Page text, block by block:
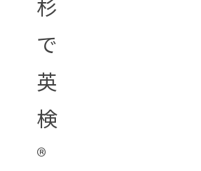
杉
で
英
検
®︎